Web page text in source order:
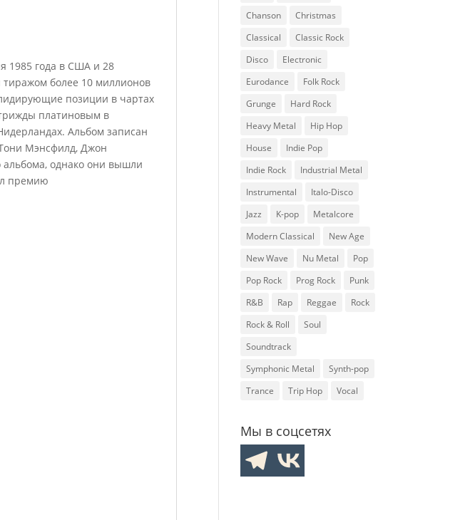
1985 года в США и 28
более 10 миллионов
позиции в чартах
платиновым в
Альбом записан
Мэнсфилд, Джон
однако они вышли
премию
Chanson
Christmas
Classical
Classic Rock
Disco
Electronic
Eurodance
Folk Rock
Grunge
Hard Rock
Heavy Metal
Hip Hop
House
Indie Pop
Indie Rock
Industrial Metal
Instrumental
Italo-Disco
Jazz
K-pop
Metalcore
Modern Classical
New Age
New Wave
Nu Metal
Pop
Pop Rock
Prog Rock
Punk
R&B
Rap Reggae
Rock
Rock & Roll
Soul
Soundtrack
Symphonic Metal
Synth-pop
Trance
Trip Hop Vocal
Мы в соцсетях